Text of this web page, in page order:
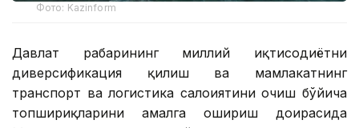
Фото: Kazinform
Давлат раҳбарининг миллий иқтисодиётни
диверсификация қилиш ва мамлакатнинг
транспорт ва логистика салоҳиятини очиш бўйича
топшириқларини амалга ошириш доирасида